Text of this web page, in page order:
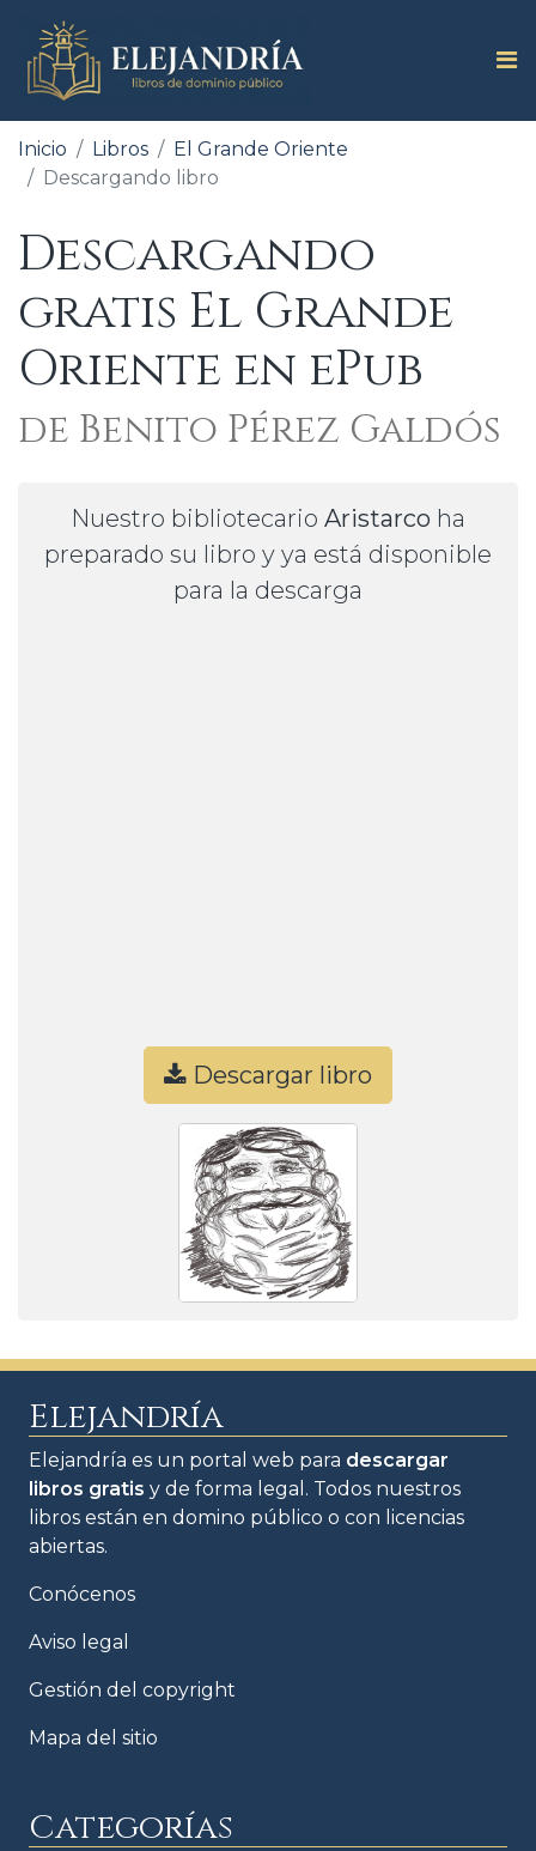
Inicio Libros
El Grande Oriente
Descargando libro
Descargando
gratis El Grande
Oriente en ePub
de Benito Pérez Galdós
Nuestro bibliotecario Aristarco ha
preparado su libro y ya está disponible
para la descarga
Descargar libro
Elejandría
Elejandría es un portal web para descargar
libros gratis y de forma legal. Todos nuestros
libros están en domino público o con licencias
abiertas.
Conócenos
Aviso legal
Gestión del copyright
Mapa del sitio
Categorías